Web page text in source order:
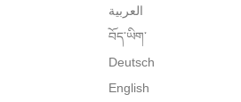
العربية
བོད་ཡིག་
Deutsch
English